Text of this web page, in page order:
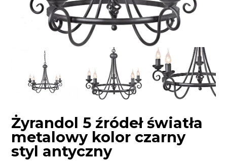
Żyrandol 5 źródeł światła
metalowy kolor czarny
styl antyczny